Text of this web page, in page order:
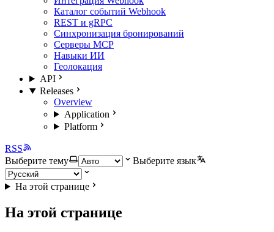
Каталог событий Webhook
REST и gRPC
Синхронизация бронирований
Серверы MCP
Навыки ИИ
Геолокация
API
Releases
Overview
Application
Platform
RSS
Выберите тему
Выберите язык
На этой странице
На этой странице